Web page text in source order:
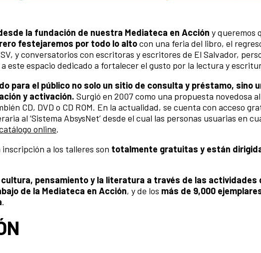
la fundación de nuestra Mediateca en Acción y queremos
festejaremos por todo lo altocon una feria del libro, el
y conversatorios con escritoras y escritores de El Salvador,
este espacio dedicado a fortalecer el gusto por la lectura y
para el público no solo un sitio de consulta y préstamo, sino
y activación. Surgió en 2007 como una propuesta novedosa
CD, DVD o CD ROM. En la actualidad, se cuenta con acceso
al ‘Sistema AbsysNet’ desde el cual las personas usuarias en
online.
a los talleres son totalmente gratuitas y están
pensamiento y la literatura a través de las actividades
de la Mediateca en Acción, y de los más de 9,000
.